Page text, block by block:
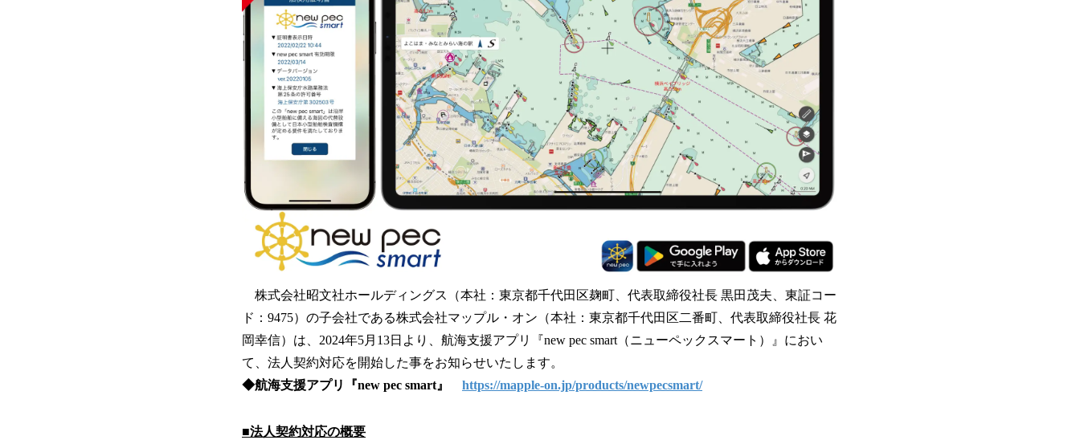
で
す
株式会社昭文社ホールディングス（本社：東京都千代田区麹町、代表取締役社長 黒田茂夫、東証コー
ド：9475）の子会社である株式会社マップル・オン（本社：東京都千代田区二番町、代表取締役社長 花
岡幸信）は、2024年5月13日より、航海支援アプリ『new pec smart（ニューペックスマート）』におい
て、法人契約対応を開始した事をお知らせいたします。
◆航海支援アプリ『new pec smart』 https://mapple-on.jp/products/newpecsmart/
■法人契約対応の概要